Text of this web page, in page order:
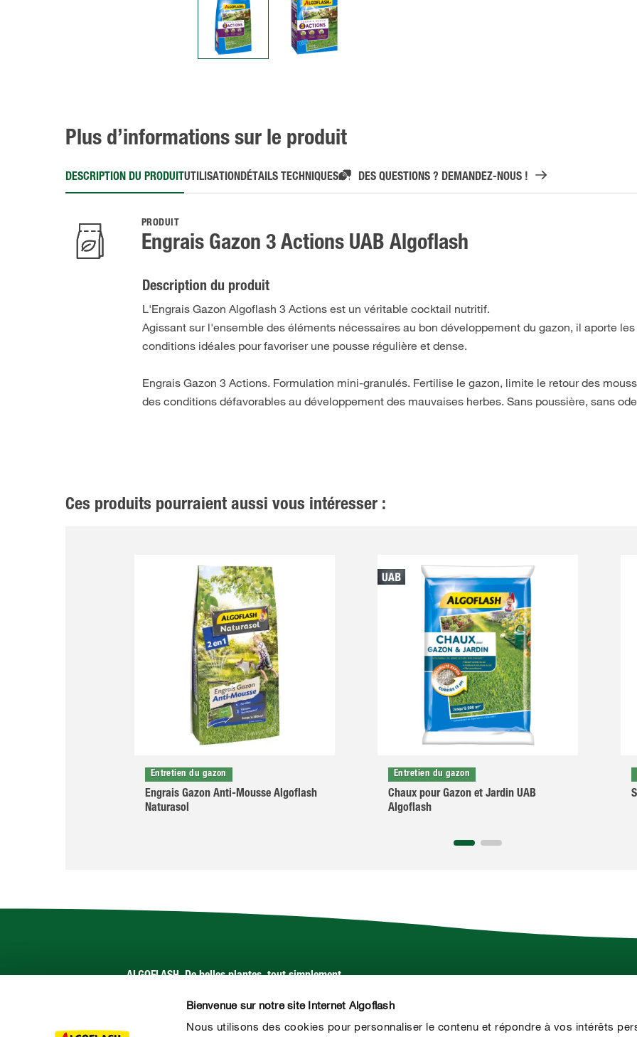
Bienvenue sur notre site Internet Algoflash
Nous utilisons des cookies pour personnaliser le contenu et répondre à vos intérêts
Plus d’informations sur le produit
DESCRIPTION DU PRODUITUTILISATIONDÉTAILS TECHNIQUES DES QUESTIONS ? DEMANDEZ-NOUS !
PRODUIT
Engrais Gazon 3 Actions UAB Algoflash
Description du produit
L'Engrais Gazon Algoflash 3 Actions est un véritable cocktail nutritif.
Agissant sur l'ensemble des éléments nécessaires au bon développement du gazon, il aporte les
conditions idéales pour favoriser une pousse régulière et dense.
Engrais Gazon 3 Actions. Formulation mini-granulés. Fertilise le gazon, limite le retour des
des conditions défavorables au développement des mauvaises herbes. Sans poussière, sans
Ces produits pourraient aussi vous intéresser :
Entretien du gazon
Engrais Gazon Anti-Mousse Algoflash
Naturasol
Entretien du gazon
Chaux pour Gazon et Jardin UAB
Algoflash
ALGOFLASH. De belles plantes, tout simplement.
Presse